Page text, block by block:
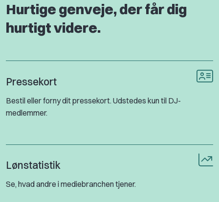
Hurtige genveje, der får dig
hurtigt videre.
Pressekort
Bestil eller forny dit pressekort. Udstedes kun til DJ-
medlemmer.
Lønstatistik
Se, hvad andre i mediebranchen tjener.